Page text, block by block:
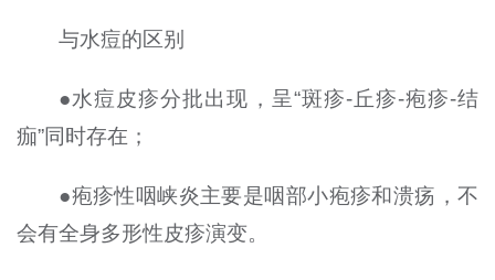
与水痘的区别
●水痘皮疹分批出现，呈“斑疹-丘疹-疱疹-结
痂”同时存在；
●疱疹性咽峡炎主要是咽部小疱疹和溃疡，不
会有全身多形性皮疹演变。